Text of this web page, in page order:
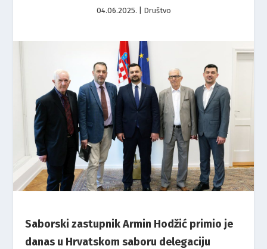
04.06.2025. Društvo
Saborski zastupnik Armin Hodžić primio je
danas u Hrvatskom saboru delegaciju